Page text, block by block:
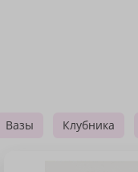
Вазы Клубника